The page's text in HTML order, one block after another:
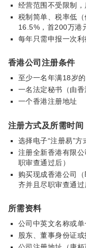
经营范围不受限制
税制简单、税率低
16.5%，首200万港
每年只需申报一次
香港公司注册条件
至少一名年满18岁
一名法定秘书（由香
一个香港注册地址
注册方式及所需时间
选择电子“注册易”
注册全新香港有限公
职审查通过后）
购买现成香港公司
齐并且尽职审查通过
所需资料
公司中英文名称或
股东、董事身份证